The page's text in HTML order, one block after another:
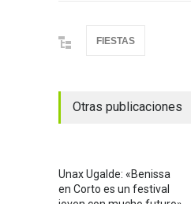
FIESTAS
Otras publicaciones
Unax Ugalde: «Benissa
en Corto es un festival